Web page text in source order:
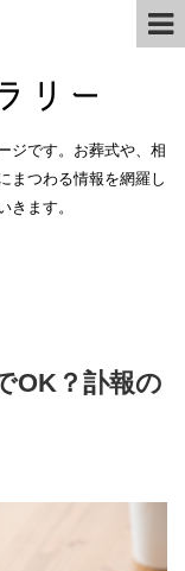
ジです。お葬式や、相
まつわる情報を網羅し
きます。
OK？訃報の